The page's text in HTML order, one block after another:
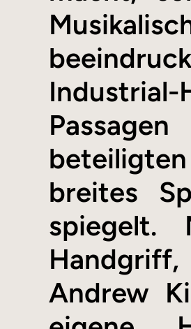
breites
spiegelt.
Handgriff,
Andrew